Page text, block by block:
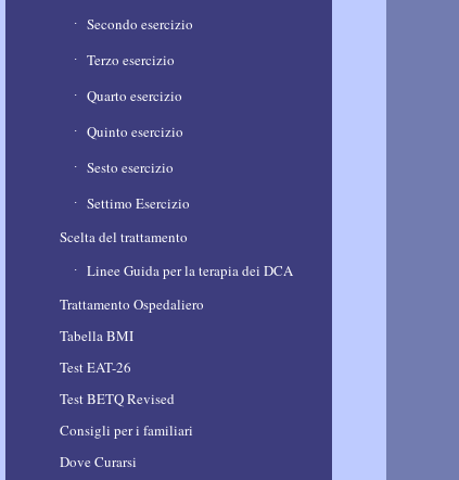
Secondo esercizio
Terzo esercizio
Quarto esercizio
Quinto esercizio
Sesto esercizio
Settimo Esercizio
Scelta del trattamento
Linee Guida per la terapia dei DCA
Trattamento Ospedaliero
Tabella BMI
Test EAT-26
Test BETQ Revised
Consigli per i familiari
Dove Curarsi